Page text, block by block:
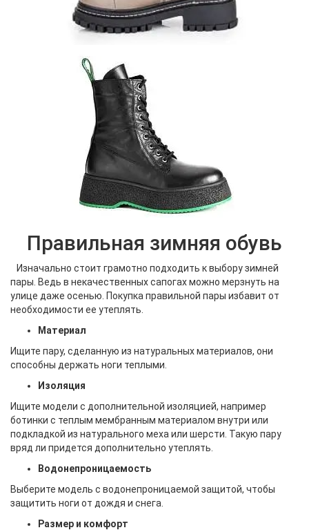
Правильная зимняя обувь
Изначально стоит грамотно подходить к выбору зимней
пары. Ведь в некачественных сапогах можно мерзнуть на
улице даже осенью. Покупка правильной пары избавит от
необходимости ее утеплять.
Материал
Ищите пару, сделанную из натуральных материалов, они
способны держать ноги теплыми.
Изоляция
Ищите модели с дополнительной изоляцией, например
ботинки с теплым мембранным материалом внутри или
подкладкой из натурального меха или шерсти. Такую пару
вряд ли придется дополнительно утеплять.
Водонепроницаемость
Выберите модель с водонепроницаемой защитой, чтобы
защитить ноги от дождя и снега.
Размер и комфорт